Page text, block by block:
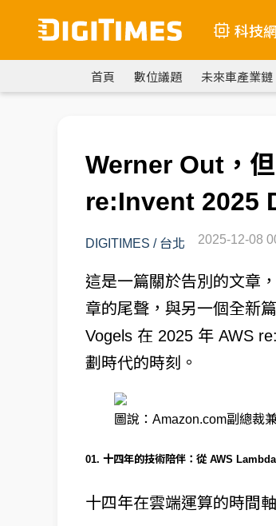
科技網
首頁 數位議題 未來車產業鏈
Werner Out，
re:Invent 2025
DIGITIMES / 台北 2025-12-08
這是一篇關於告別的文章
章的尾聲，與另一個全新
Vogels 在 2025 年 AWS
劃時代的時刻。
圖說：Amazon.com副總裁
01. 十四年的技術陪伴：從 AWS
十四年在雲端運算的時間